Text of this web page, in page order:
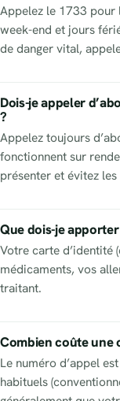
Appelez le 1733 pour
week-end et jours
de danger vital,
Dois-je appeler
?
Appelez toujours
fonctionnent sur
présenter et évitez
Que dois-je
Votre carte d’identité
médicaments, vos
traitant.
Combien coûte une
Le numéro d’appel
habituels